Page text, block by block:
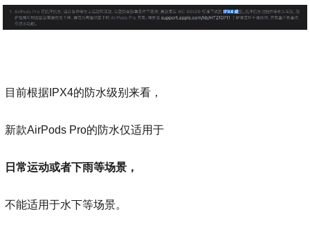
目前根据IPX4的防水级别来看，
新款AirPods Pro的防水仅适用于
日常运动或者下雨等场景，
不能适用于水下等场景。